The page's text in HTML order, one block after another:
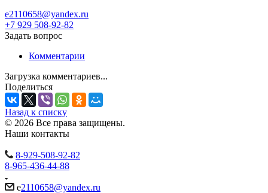
e2110658@yandex.ru
+7 929 508-92-82
Задать вопрос
Комментарии
Загрузка комментариев...
Поделиться
Назад к списку
© 2026 Все права защищены.
Наши контакты
8-929-508-92-82
8-965-436-44-88
e2110658@yandex.ru